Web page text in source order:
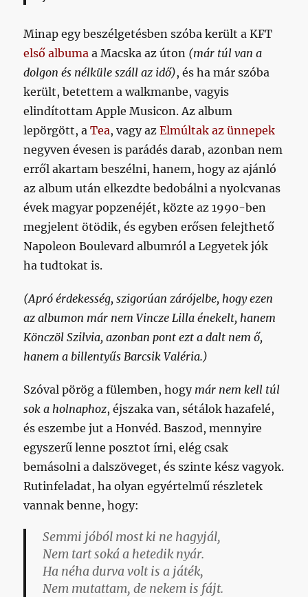
Minap egy beszélgetésben szóba került a KFT
első albuma a Macska az úton (már túl van a
dolgon és nélküle száll az idő), és ha már szóba
került, betettem a walkmanbe, vagyis
elindítottam Apple Musicon. Az album
lepörgött, aTea, vagy azElmúltak az ünnepek
negyven évesen is parádés darab, azonban nem
erről akartam beszélni, hanem, hogy az ajánló
az album után elkezdte bedobálni a nyolcvanas
évek magyar popzenéjét, közte az 1990-ben
megjelent ötödik, és egyben erősen felejthető
Napoleon Boulevard albumról a Legyetek jók
ha tudtokat is.
(Apró érdekesség, szigorúan zárójelbe, hogy ezen
az albumon már nem Vincze Lilla énekelt, hanem
Könczöl Szilvia, azonban pont ezt a dalt nem ő,
hanem a billentyűs Barcsik Valéria.)
Szóval pörög a fülemben, hogy már nem kell túl
sok a holnaphoz, éjszaka van, sétálok hazafelé,
és eszembe jut a Honvéd. Baszod, mennyire
egyszerű lenne posztot írni, elég csak
bemásolni a dalszöveget, és szinte kész vagyok.
Rutinfeladat, ha olyan egyértelmű részletek
vannak benne, hogy:
Semmi jóból most ki ne hagyjál,
Nem tart soká a hetedik nyár.
Ha néha durva volt is a játék,
Nem mutattam, de nekem is fájt.